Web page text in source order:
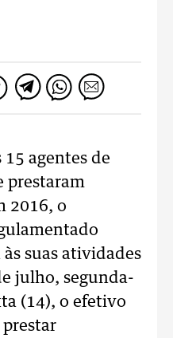
15 agentes de
prestaram
2016, o
suas atividades
julho, segunda-
(14), o efetivo
prestar